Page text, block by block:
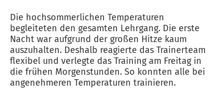
Die hochsommerlichen Temperaturen
begleiteten den gesamten Lehrgang. Die erste
Nacht war aufgrund der großen Hitze kaum
auszuhalten. Deshalb reagierte das Trainerteam
flexibel und verlegte das Training am Freitag in
die frühen Morgenstunden. So konnten alle bei
angenehmeren Temperaturen trainieren.